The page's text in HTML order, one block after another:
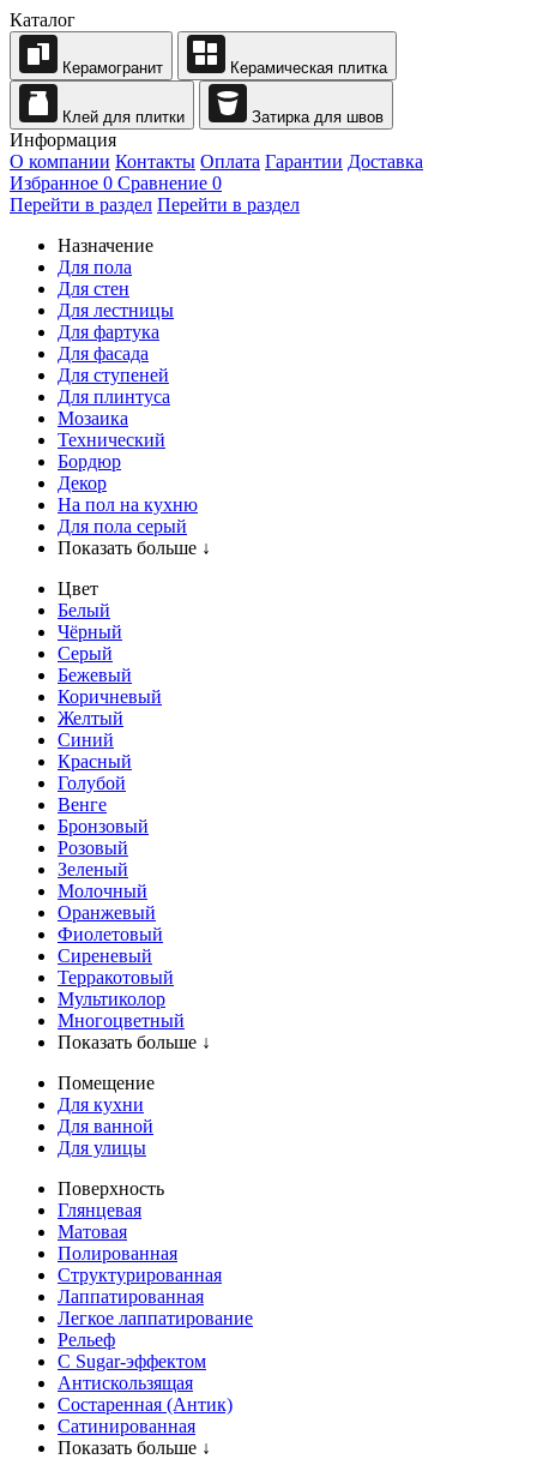
Каталог
Керамогранит Керамическая плитка
Клей для плитки Затирка для швов
Информация
О компании Контакты Оплата Гарантии Доставка
Избранное 0 Сравнение 0
Перейти в раздел Перейти в раздел
Назначение
Для пола
Для стен
Для лестницы
Для фартука
Для фасада
Для ступеней
Для плинтуса
Мозаика
Технический
Бордюр
Декор
На пол на кухню
Для пола серый
Показать больше ↓
Цвет
Белый
Чёрный
Серый
Бежевый
Коричневый
Желтый
Синий
Красный
Голубой
Венге
Бронзовый
Розовый
Зеленый
Молочный
Оранжевый
Фиолетовый
Сиреневый
Терракотовый
Мультиколор
Многоцветный
Показать больше ↓
Помещение
Для кухни
Для ванной
Для улицы
Поверхность
Глянцевая
Матовая
Полированная
Структурированная
Лаппатированная
Легкое лаппатирование
Рельеф
С Sugar-эффектом
Антискользящая
Состаренная (Антик)
Сатинированная
Показать больше ↓